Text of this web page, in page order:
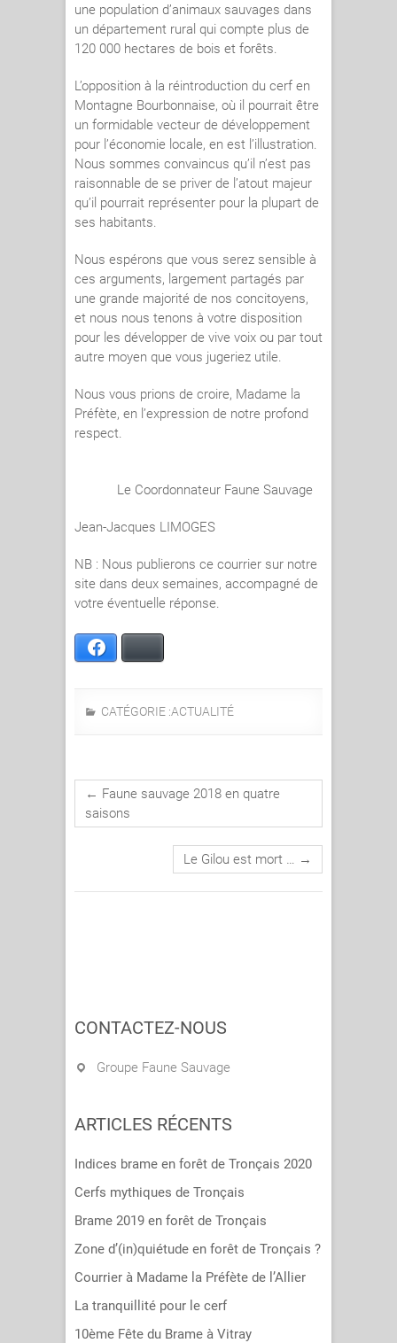
une population d’animaux sauvages dans
un département rural qui compte plus de
120 000 hectares de bois et forêts.
L’opposition à la réintroduction du cerf en
Montagne Bourbonnaise, où il pourrait être
un formidable vecteur de développement
pour l’économie locale, en est l’illustration.
Nous sommes convaincus qu’il n’est pas
raisonnable de se priver de l’atout majeur
qu’il pourrait représenter pour la plupart de
ses habitants.
Nous espérons que vous serez sensible à
ces arguments, largement partagés par
une grande majorité de nos concitoyens,
et nous nous tenons à votre disposition
pour les développer de vive voix ou par tout
autre moyen que vous jugeriez utile.
Nous vous prions de croire, Madame la
Préfète, en l’expression de notre profond
respect.
Le Coordonnateur Faune Sauvage
Jean-Jacques LIMOGES
NB : Nous publierons ce courrier sur notre
site dans deux semaines, accompagné de
votre éventuelle réponse.
CATÉGORIE :ACTUALITÉ
← Faune sauvage 2018 en quatre
saisons
Le Gilou est mort … →
CONTACTEZ-NOUS
Groupe Faune Sauvage
ARTICLES RÉCENTS
Indices brame en forêt de Tronçais 2020
Cerfs mythiques de Tronçais
Brame 2019 en forêt de Tronçais
Zone d’(in)quiétude en forêt de Tronçais ?
Courrier à Madame la Préfète de l’Allier
La tranquillité pour le cerf
10ème Fête du Brame à Vitray